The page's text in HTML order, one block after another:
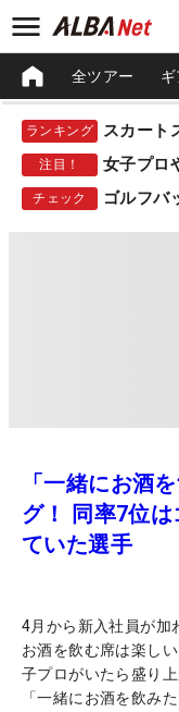
全ツアー ギ
ランキング スカート
注目！
チェック
「一緒にお酒
グ！ 同率7位
ていた選手
4月から新入社員が加
お酒を飲む席は楽し
子プロがいたら盛り
「一緒にお酒を飲み